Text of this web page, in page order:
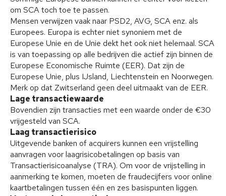
om SCA toch toe te passen.
Mensen verwijzen vaak naar PSD2, AVG, SCA enz. als
Europees. Europa is echter niet synoniem met de
Europese Unie en de Unie dekt het ook niet helemaal. SCA
is van toepassing op alle bedrijven die actief zijn binnen de
Europese Economische Ruimte (EER). Dat zijn de
Europese Unie, plus IJsland, Liechtenstein en Noorwegen.
Merk op dat Zwitserland geen deel uitmaakt van de EER.
Lage transactiewaarde
Bovendien zijn transacties met een waarde onder de €30
vrijgesteld van SCA.
Laag transactierisico
Uitgevende banken of acquirers kunnen een vrijstelling
aanvragen voor laagrisicobetalingen op basis van
Transactierisicoanalyse (TRA). Om voor de vrijstelling in
aanmerking te komen, moeten de fraudecijfers voor online
kaartbetalingen tussen één en zes basispunten liggen.